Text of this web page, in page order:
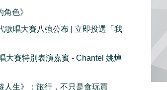
色》
歌唱大賽八強公布 | 立即投選「我
大賽特別表演嘉賓 - Chantel 姚焯
人生》：旅行，不只是食玩買